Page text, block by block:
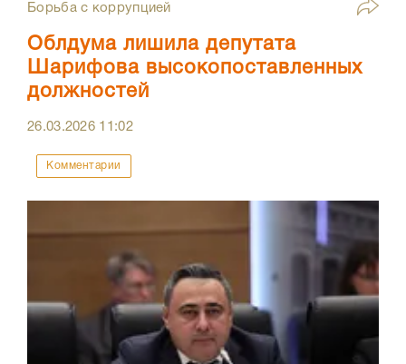
Борьба с коррупцией
Облдума лишила депутата
Шарифова высокопоставленных
должностей
26.03.2026 11:02
Комментарии